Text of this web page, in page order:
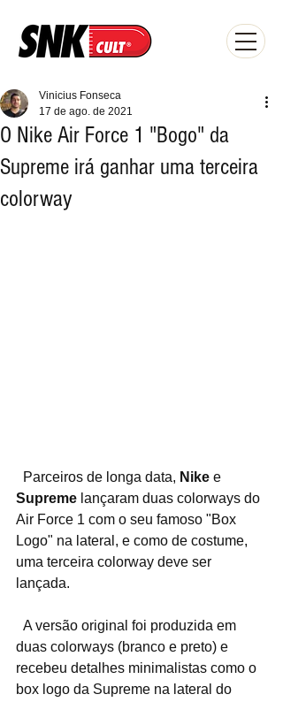
O Nike Air Force 1 "Bogo" da
Supreme irá ganhar uma terceira
colorway
Vinicius Fonseca
17 de ago. de 2021
  Parceiros de longa data,
Nike e
Supreme lançaram duas colorways do
Air Force 1 com o seu famoso "Box
Logo" na lateral, e como de costume,
uma terceira colorway deve ser
lançada.
duas colorways (branco e preto) e
recebeu detalhes minimalistas como o
box logo da Supreme na lateral do